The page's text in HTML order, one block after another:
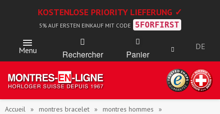
KOSTENLOSE PRIORITY LIEFERUNG ✓
5% AUF ERSTEN EINKAUF MIT CODE 5FORFIRST
Menu Rechercher Panier
DE
Accueil montres bracelet
montres hommes